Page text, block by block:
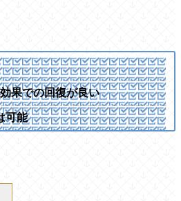
果での回復が良い
可能